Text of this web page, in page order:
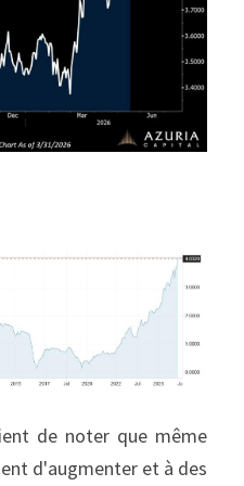
de noter que même
d'augmenter et à des